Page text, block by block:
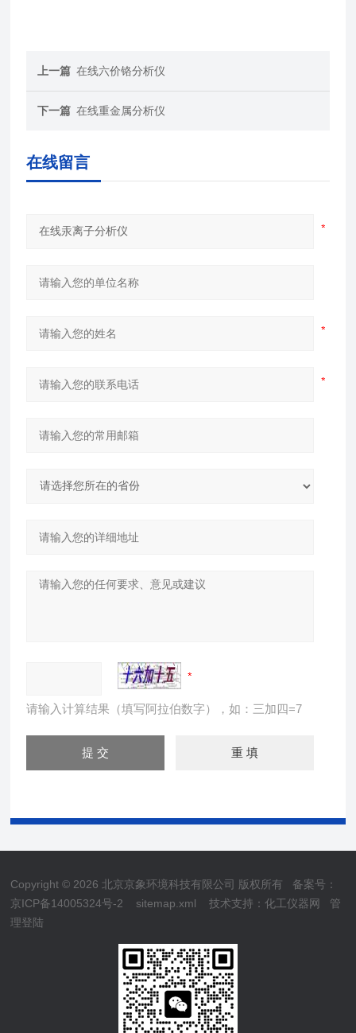
上一篇 在线六价铬分析仪
下一篇 在线重金属分析仪
在线留言
请输入计算结果（填写阿拉伯数字），如：三加四=7
Copyright © 2026 北京京象环境科技有限公司 版权所有 备案号：
京ICP备14005324号-2
sitemap.xml 技术支持：化工仪器网
管
理登陆